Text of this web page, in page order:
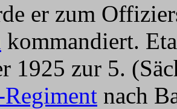
er zum
kommandiert.
1925 zur 5.
nach